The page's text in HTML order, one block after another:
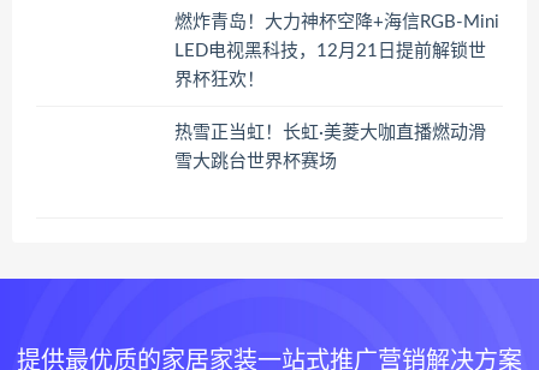
燃炸青岛！大力神杯空降+海信RGB-Mini
LED电视黑科技，12月21日提前解锁世
界杯狂欢！
热雪正当虹！长虹·美菱大咖直播燃动滑
雪大跳台世界杯赛场
提供最优质的家居家装一站式推广营销解决方案